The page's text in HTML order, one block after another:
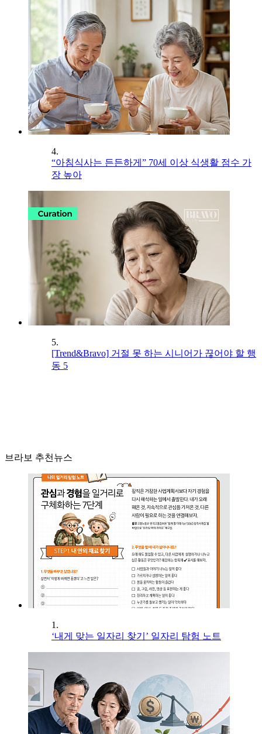
4.
“아침식사는 든든하게” 70세 이상 식생활 점수 가
장 높아
5.
[Trend&Bravo] 거절 못 하는 시니어가 끊어야 할 행
동 5
브라보 추천뉴스
1.
‘내게 맞는 일자리 찾기’ 일자리 탐험 노트